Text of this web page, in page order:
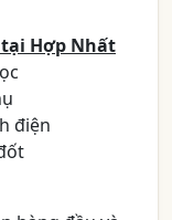
Hợp Nhất
điện